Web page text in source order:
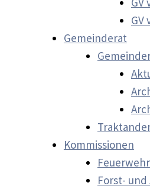
GV
Gemeinderat
Kommissionen
Forst-